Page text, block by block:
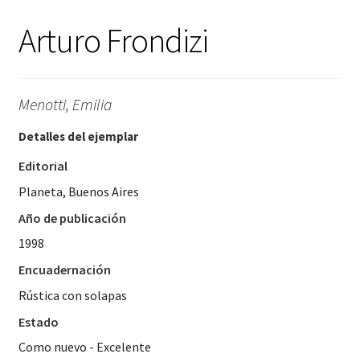
Arturo Frondizi
Menotti, Emilia
Detalles del ejemplar
Editorial
Planeta, Buenos Aires
Año de publicación
1998
Encuadernación
Rústica con solapas
Estado
Como nuevo - Excelente